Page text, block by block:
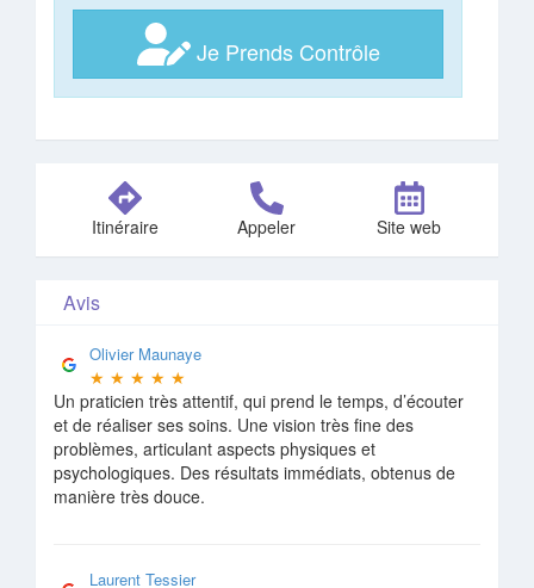
Je Prends Contrôle
Itinéraire Appeler Site web
Avis
Olivier Maunaye
★ ★ ★ ★ ★
Un praticien très attentif, qui prend le temps, d’écouter
et de réaliser ses soins. Une vision très fine des
problèmes, articulant aspects physiques et
psychologiques. Des résultats immédiats, obtenus de
manière très douce.
Laurent Tessier